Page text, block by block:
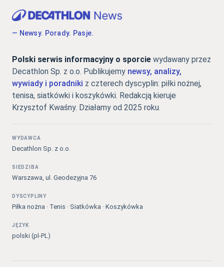
— Newsy. Porady. Pasje.
Polski serwis informacyjny o sporcie wydawany przez
Decathlon Sp. z o.o. Publikujemy newsy, analizy,
wywiady i poradniki z czterech dyscyplin: piłki nożnej,
tenisa, siatkówki i koszykówki. Redakcją kieruje
Krzysztof Kwaśny. Działamy od 2025 roku.
WYDAWCA
Decathlon Sp. z o.o.
SIEDZIBA
Warszawa, ul. Geodezyjna 76
DYSCYPLINY
Piłka nożna · Tenis · Siatkówka · Koszykówka
JĘZYK
polski (pl-PL)